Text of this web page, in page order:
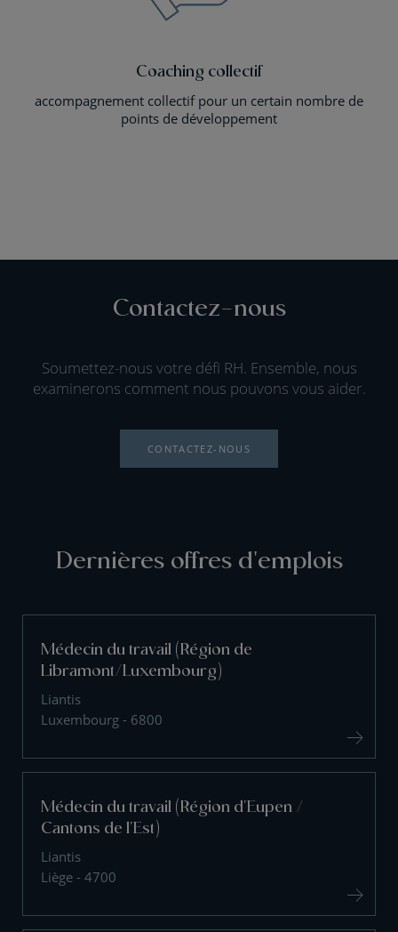
Coaching collectif
accompagnement collectif pour un certain nombre de
points de développement
Contactez-nous
Soumettez-nous votre défi RH. Ensemble, nous
examinerons comment nous pouvons vous aider.
CONTACTEZ-NOUS
Dernières offres d'emplois
Médecin du travail (Région de
Libramont/Luxembourg)
Liantis
Luxembourg - 6800
Médecin du travail (Région d'Eupen /
Cantons de l'Est)
Liantis
Liège - 4700